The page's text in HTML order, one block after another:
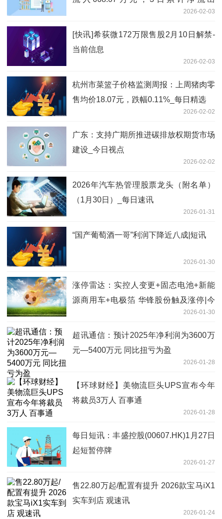
2026-02-03
[快讯]希荻微172万限售股2月10日解禁-
当前信息
2026-02-03
杭州市菜篮子价格监测周报：上周猪肉零
售均价18.07元，跌幅0.11%_每日精选
2026-02-02
广东：支持广期所推进碳排放权期货市场
建设_今日视点
2026-02-02
2026年汽车热管理股票龙头（附名单）
（1月30日）_每日速讯
2026-01-31
“国产葡萄酒一哥”利润下降近八成|短讯
2026-01-30
涨停雷达：实控人变更+固态电池+新能
源商用车+电极箔 华锋股份触及涨停|今
2026-01-30
超讯通信：预计2025年净利润为3600万
元—5400万元 同比扭亏为盈
2026-01-28
【环球财经】美物流巨头UPS宣布今年
将裁员3万人 百事通
2026-01-28
每日短讯：丰盛控股(00607.HK)1月27日
起短暂停牌
2026-01-27
售22.80万起/配置有提升 2026款宝马iX1
实车到店 观速讯
2026-01-24